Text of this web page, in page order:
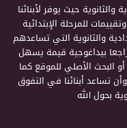
حيث يوفر لأبنائنا
للمرحلة الإبتدائية
والثانوية التي تساعدهم
بيداغوجية قيمة يسهل
البحث الأصلي للموقع كما
تساعد أبنائنا في التفوق
بحول الله